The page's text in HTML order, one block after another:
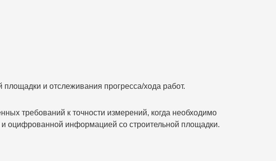
и отслеживания прогресса/хода работ.
требований к точности измерений, когда необходимо
и оцифрованной информацией со строительной площадки.